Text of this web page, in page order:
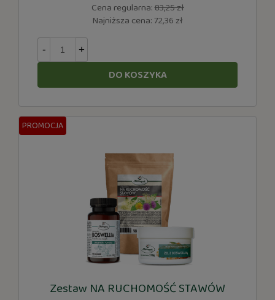
Cena regularna:83,25 zł
Najniższa cena:72,36 zł
- +
DO KOSZYKA
Zestaw NA RUCHOMOŚĆ STAWÓW
PROMOCJA